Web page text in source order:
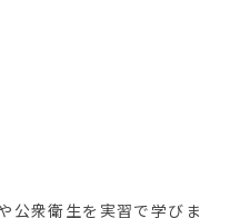
公衆衛生を実習で学びま